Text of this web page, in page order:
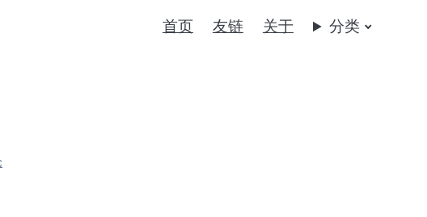
首页 友链 关于 分类